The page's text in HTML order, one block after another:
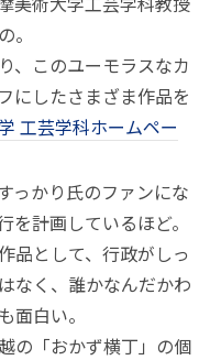
。
、このユーモラスなカ
にしたさまざま作品を
工芸学科ホームペー
っかり氏のファンにな
計画しているほど。
品として、行政がしっ
なく、誰かなんだかわ
面白い。
の「おかず横丁」の個